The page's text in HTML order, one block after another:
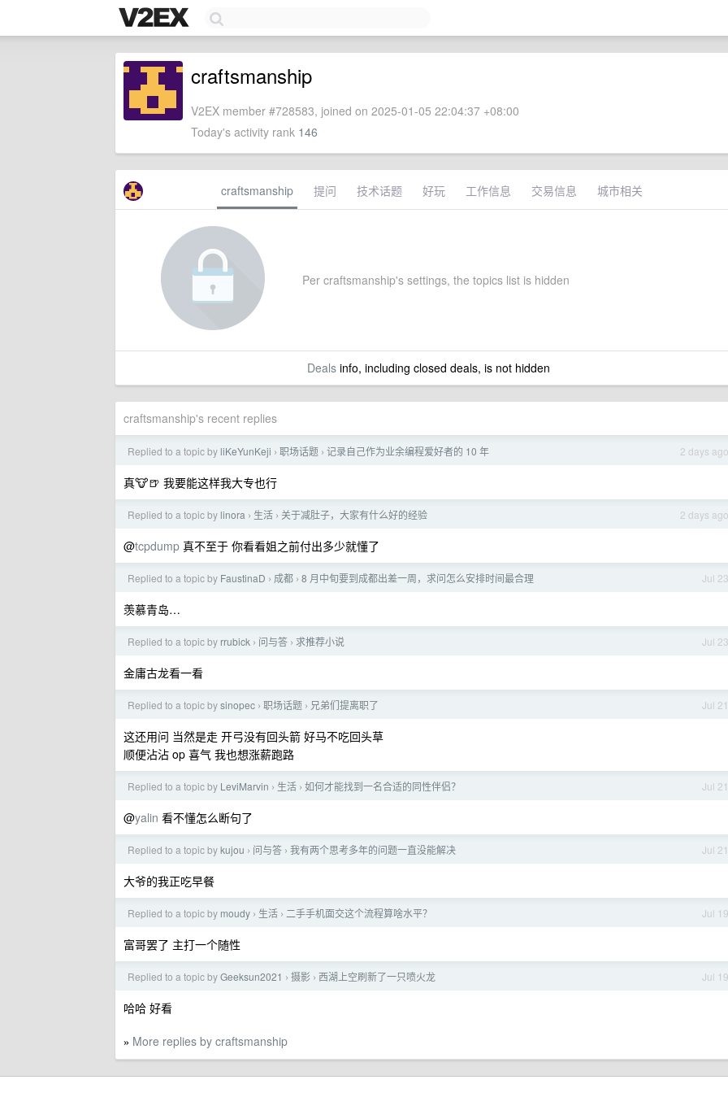
craftsmanship
V2EX member #728583, joined on 2025-01-05 22:04:37 +08:00
Today's activity rank 146
craftsmanship 提问 技术话题 好玩 工作信息 交易信息 城市相关
Per craftsmanship's settings, the topics list is hidden
Dealsinfo, including closed deals, is not hidden
craftsmanship's recent replies
2 days ago
Replied to a topic by liKeYunKeji › 职场话题 › 记录自己作为业余编程爱好者的 10 年
真🐮🍺 我要能这样我大专也行
2 days ago
Replied to a topic by linora › 生活 › 关于减肚子，大家有什么好的经验
@tcpdump 真不至于 你看看姐之前付出多少就懂了
Jul 23
Replied to a topic by FaustinaD › 成都 › 8 月中旬要到成都出差一周，求问怎么安排时间最合理
羡慕青岛…
Jul 23
Replied to a topic by rrubick › 问与答 › 求推荐小说
金庸古龙看一看
Jul 21
Replied to a topic bysinopec › 职场话题 › 兄弟们提离职了
这还用问 当然是走 开弓没有回头箭 好马不吃回头草
顺便沾沾 op 喜气 我也想涨薪跑路
Jul 21
Replied to a topic by LeviMarvin › 生活 › 如何才能找到一名合适的同性伴侣？
@yalin 看不懂怎么断句了
Jul 21
Replied to a topic bykujou › 问与答 › 我有两个思考多年的问题一直没能解决
大爷的我正吃早餐
Jul 19
Replied to a topic by moudy › 生活 › 二手手机面交这个流程算啥水平？
富哥罢了 主打一个随性
Jul 19
Replied to a topic byGeeksun2021 › 摄影 › 西湖上空刷新了一只喷火龙
哈哈 好看
» More replies by craftsmanship